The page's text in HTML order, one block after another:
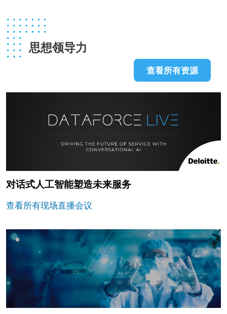
思想领导力
查看所有资源
对话式人工智能塑造未来服务
查看所有现场直播会议